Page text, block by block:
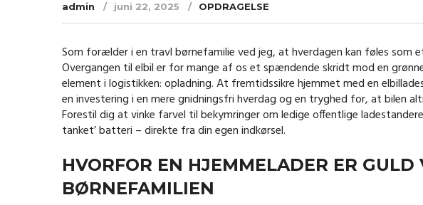
admin juni 22, 2025 OPDRAGELSE
Som forælder i en travl børnefamilie ved jeg, at hverdagen kan føles som
Overgangen til elbil er for mange af os et spændende skridt mod en
element i logistikken: opladning. At fremtidssikre hjemmet med en
en investering i en mere gnidningsfri hverdag og en tryghed for, at bilen
Forestil dig at vinke farvel til bekymringer om ledige offentlige
tanket’ batteri – direkte fra din egen indkørsel.
HVORFOR EN HJEMMELADER ER
BØRNEFAMILIEN